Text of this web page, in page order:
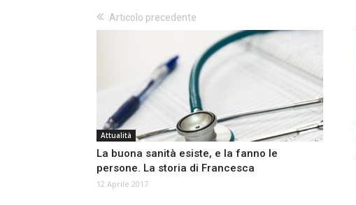
Articolo precedente
Attualità
La buona sanità esiste, e la fanno le
persone. La storia di Francesca
12 Aprile 2017